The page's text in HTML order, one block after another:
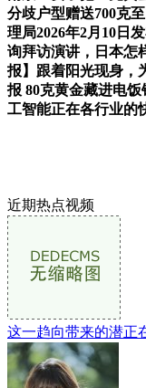
分歧户型赠送700克
理局2026年2月10日
询拜访演讲，日本怎
报】跟着阳光现身，
报 80克黄金藏进电
工智能正在各行业的
近期热点视频
这一趋向带来的潜正